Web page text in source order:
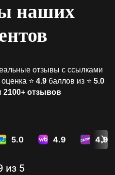
наших
отзывы с ссылками
⭐️ 4.9 баллов из ⭐️ 5.0
2100+ отзывов
5.0 4.9 4.9
из 5